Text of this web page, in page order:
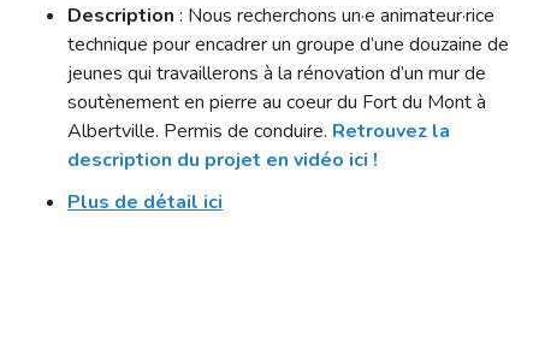
Description : Nous recherchons un·e animateur·rice
technique pour encadrer un groupe d’une douzaine de
jeunes qui travaillerons à la rénovation d’un mur de
soutènement en pierre au coeur du Fort du Mont à
Albertville. Permis de conduire. Retrouvez la
description du projet en vidéo ici !
Plus de détail ici